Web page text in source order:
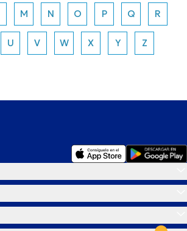
M N O P Q R
U V W X Y Z